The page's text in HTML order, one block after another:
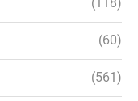
(60)
(561)